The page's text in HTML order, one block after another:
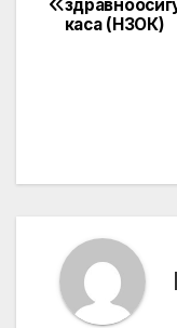
каса (НЗОК)